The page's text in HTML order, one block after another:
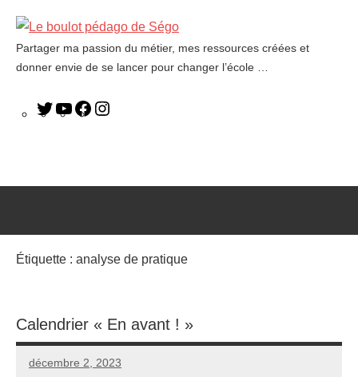
Le
boulot
Partager ma passion du métier, mes ressources créées et
donner envie de se lancer pour changer l’école …
Étiquette : analyse de pratique
Calendrier « En avant ! »
décembre 2, 2023
Seg0_La_Vraie
Aucun